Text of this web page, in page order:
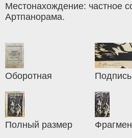
Местонахождение: частное
Артпанорама.
Оборотная Подпись
Полный размер